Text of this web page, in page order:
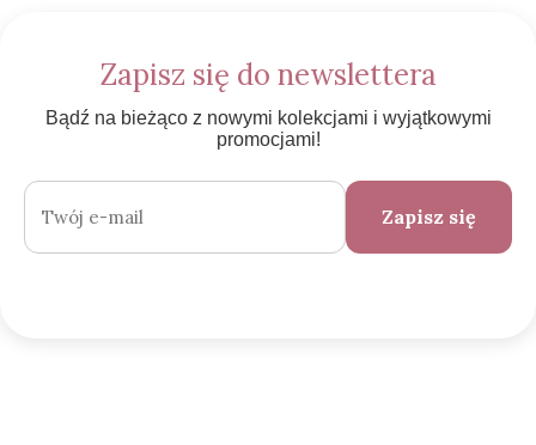
Zapisz się do newslettera
Bądź na bieżąco z nowymi kolekcjami i wyjątkowymi
promocjami!
Zapisz się